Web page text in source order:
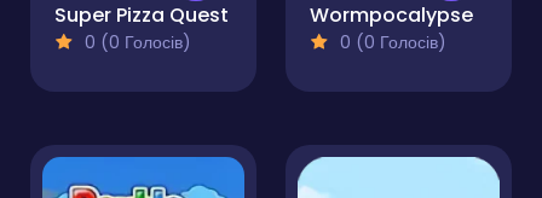
Super Pizza Quest
0 (0 Голосів)
Wormpocalypse
0 (0 Голосів)